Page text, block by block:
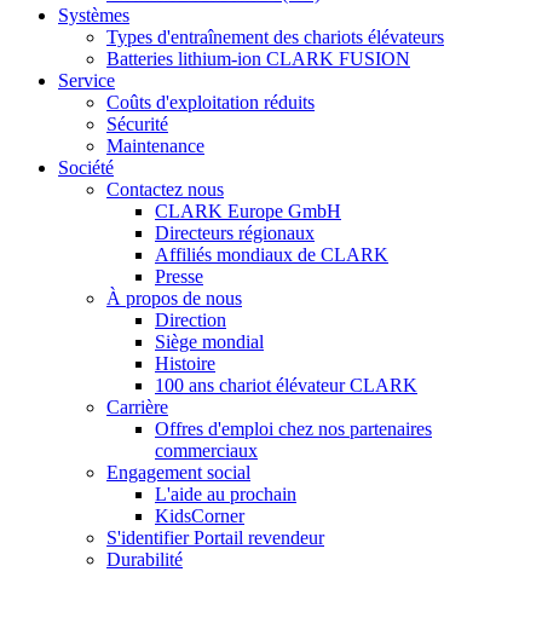
Systèmes
Types d'entraînement des chariots élévateurs
Batteries lithium-ion CLARK FUSION
Service
Coûts d'exploitation réduits
Sécurité
Maintenance
Société
Contactez nous
CLARK Europe GmbH
Directeurs régionaux
Affiliés mondiaux de CLARK
Presse
À propos de nous
Direction
Siège mondial
Histoire
100 ans chariot élévateur CLARK
Carrière
Offres d'emploi chez nos partenaires
commerciaux
Engagement social
L'aide au prochain
KidsCorner
S'identifier Portail revendeur
Durabilité